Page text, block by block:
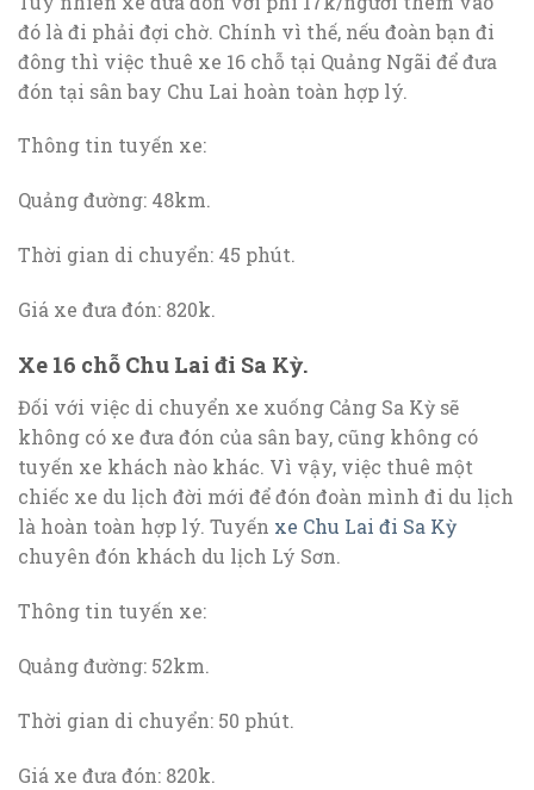
đó là đi phải đợi chờ. Chính vì thế, nếu đoàn bạn đi
đông thì việc thuê xe 16 chỗ tại Quảng Ngãi để đưa
đón tại sân bay Chu Lai hoàn toàn hợp lý.
Thông tin tuyến xe:
Quảng đường: 48km.
Thời gian di chuyển: 45 phút.
Giá xe đưa đón: 820k.
Xe 16 chỗ Chu Lai đi Sa Kỳ.
Đối với việc di chuyển xe xuống Cảng Sa Kỳ sẽ
không có xe đưa đón của sân bay, cũng không có
tuyến xe khách nào khác. Vì vậy, việc thuê một
chiếc xe du lịch đời mới để đón đoàn mình đi du lịch
là hoàn toàn hợp lý. Tuyến xe Chu Lai đi Sa Kỳ
chuyên đón khách du lịch Lý Sơn.
Thông tin tuyến xe:
Quảng đường: 52km.
Thời gian di chuyển: 50 phút.
Giá xe đưa đón: 820k.